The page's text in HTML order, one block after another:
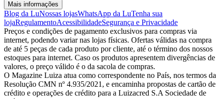
Mais informações
Blog da LuNossas lojasWhatsApp da LuTenha sua
lojaRegulamentoAcessibilidadeSegurança e Privacidade
Preços e condições de pagamento exclusivos para compras via
internet, podendo variar nas lojas físicas. Ofertas válidas na compra
de até 5 peças de cada produto por cliente, até o término dos nossos
estoques para internet. Caso os produtos apresentem divergências de
valores, o preço válido é o da sacola de compras.
O Magazine Luiza atua como correspondente no País, nos termos da
Resolução CMN nº 4.935/2021, e encaminha propostas de cartão de
crédito e operações de crédito para a Luizacred S.A Sociedade de